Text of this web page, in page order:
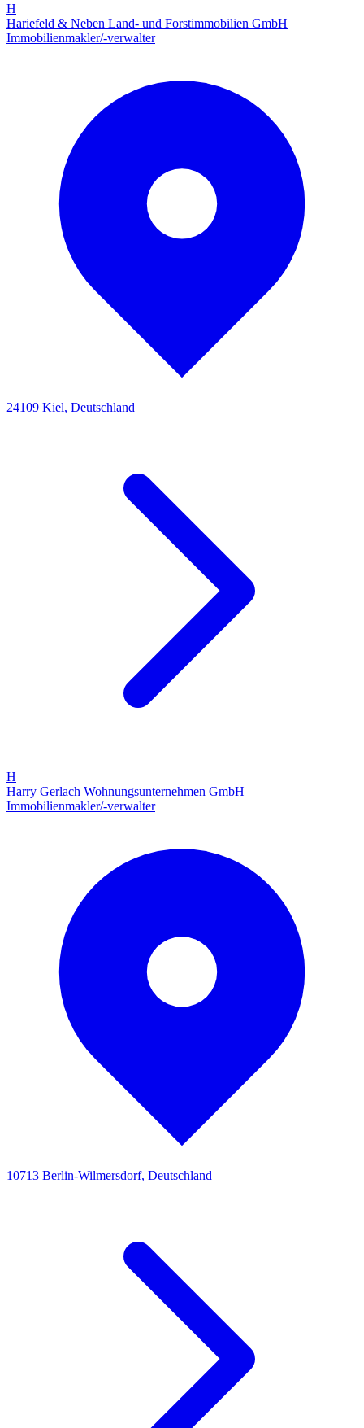
H
Hariefeld & Neben Land- und Forstimmobilien GmbH
Immobilienmakler/-verwalter
24109 Kiel, Deutschland
H
Harry Gerlach Wohnungsunternehmen GmbH
Immobilienmakler/-verwalter
10713 Berlin-Wilmersdorf, Deutschland